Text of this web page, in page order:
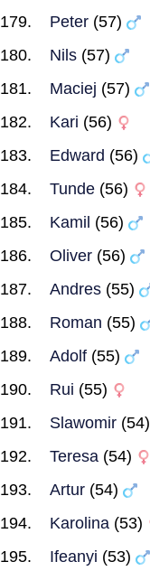
Peter (57)
Nils (57)
Maciej (57)
Kari (56)
Edward (56)
Tunde (56)
Kamil (56)
Oliver (56)
Andres (55)
Roman (55)
Adolf (55)
Rui (55)
Slawomir (54)
Teresa (54)
Artur (54)
Karolina (53)
Ifeanyi (53)